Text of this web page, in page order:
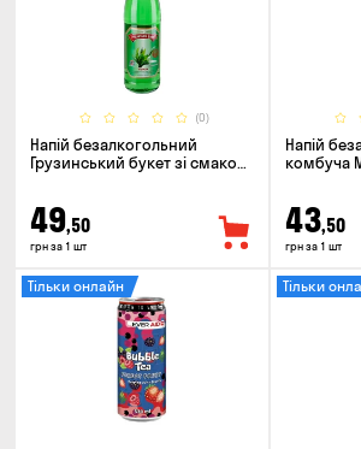
(0)
Напій безалкогольний
Грузинський букет зі смаком
49,50
грн за 1 шт
Напій
комбуча
43,50
грн за 1 шт
Тільки онлайн Тільки